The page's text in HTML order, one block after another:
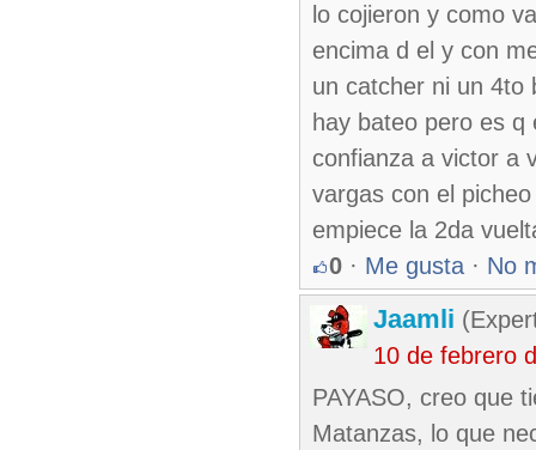
lo cojieron y como
encima d el y con
un catcher ni un 4to
hay bateo pero es
confianza a victor a
vargas con el
empiece la 2da
0 · Me gusta · No
Jaamli
10 de febrero
PAYASO, creo que
Matanzas, lo que